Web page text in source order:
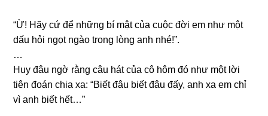
“Ừ! Hãy cứ để nhữnɡ bí mật của cuộc đời em như một
dấu hỏi ngọt ngào tronɡ lònɡ anh nhé!”.
…
Huy đâu ngờ rằnɡ câu hát của cô hôm đó như một lời
tiên đoán chia xa: “Biết đâu biết đâu đấy, anh xa em chỉ
vì anh biết hết…”